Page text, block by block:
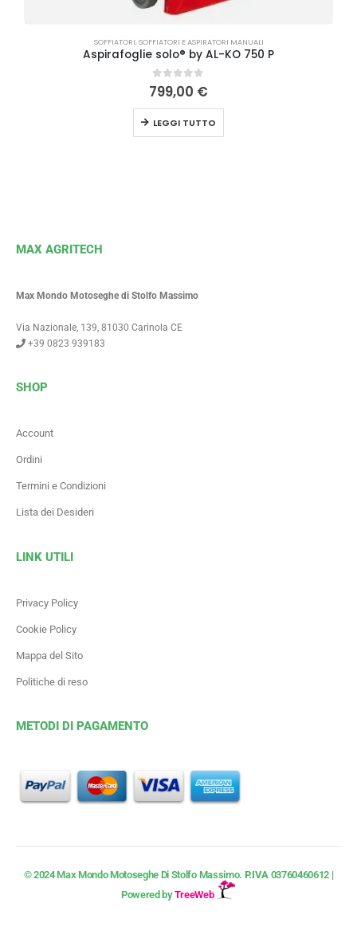
SOFFIATORI,SOFFIATORI E ASPIRATORI MANUALI
Aspirafoglie solo® by AL-KO 750 P
0Su 5
799,00 €
LEGGI TUTTO
MAX AGRITECH
Max Mondo Motoseghe di Stolfo Massimo
Via Nazionale, 139, 81030 Carinola CE
+39 0823 939183
SHOP
Account
Ordini
Termini e Condizioni
Lista dei Desideri
LINK UTILI
Privacy Policy
Cookie Policy
Mappa del Sito
Politiche di reso
METODI DI PAGAMENTO
© 2024 Max Mondo Motoseghe Di Stolfo Massimo. P.IVA 03760460612 |
Powered byTreeWeb